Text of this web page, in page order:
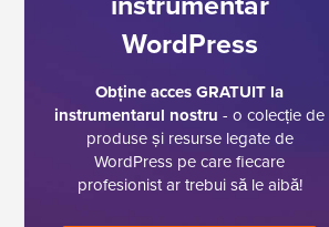
WordPress
Obține acces GRATUIT la
instrumentarul nostru - o colecție de
produse și resurse legate de
WordPress pe care fiecare
profesionist ar trebui să le aibă!